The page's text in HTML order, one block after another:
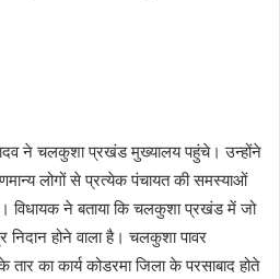
ने चलकुशा प्रखंड मुख्यालय पहुंचे। उन्होंने
लोगों से प्रत्येक पंचायत की समस्याओं
विधायक ने बताया कि चलकुशा प्रखंड में जो
होने वाला है। चलकुशा पावर
का कार्य कोडरमा जिला के परसाबाद होते